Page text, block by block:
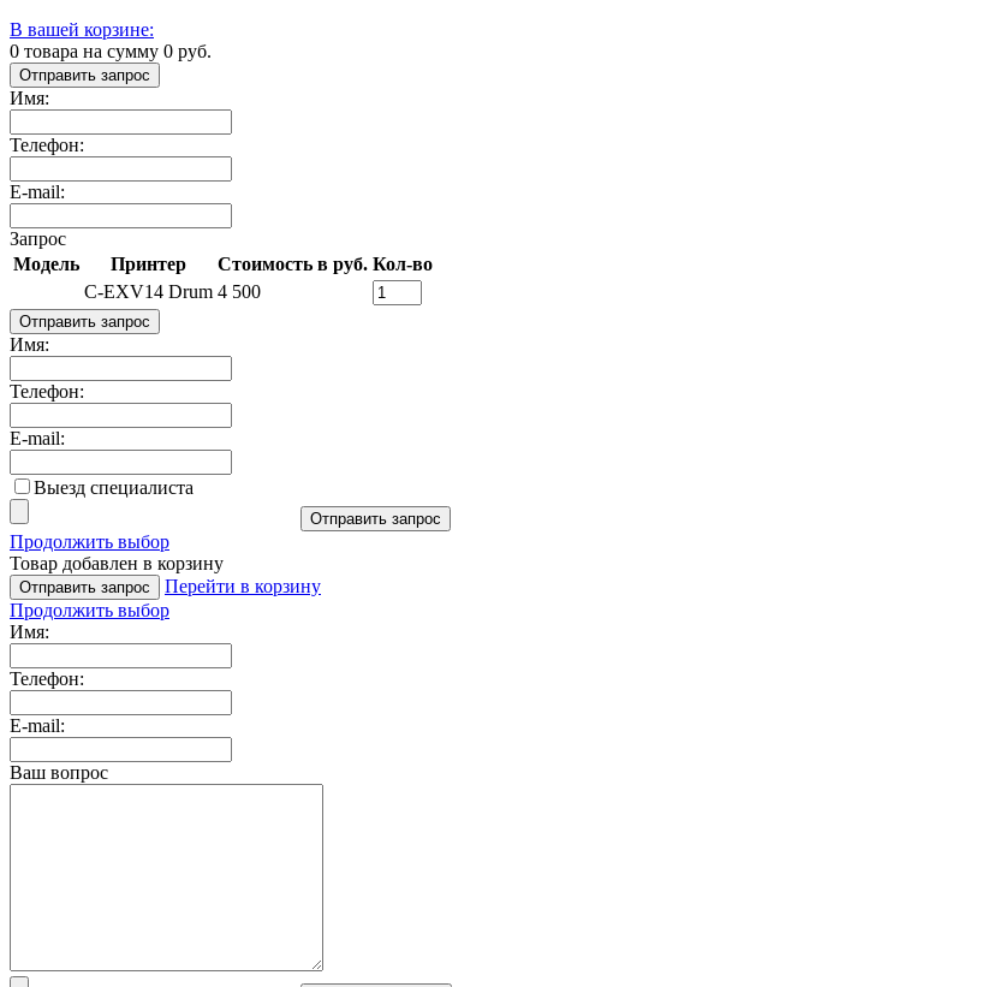
В вашей корзине:
0 товара на сумму 0 руб.
Отправить запрос
Имя:
Телефон:
E-mail:
Запрос
Модель
Принтер Стоимость в руб. Кол-во
C-EXV14 Drum 4 500
Отправить запрос
Имя:
Телефон:
E-mail:
Выезд специалиста
Отправить запрос
Продолжить выбор
Товар добавлен в корзину
Отправить запрос
Перейти в корзину
Продолжить выбор
Имя:
Телефон:
E-mail:
Ваш вопрос